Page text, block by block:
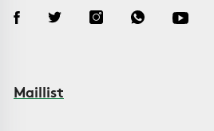
Maillist